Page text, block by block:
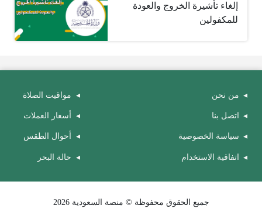
إلغاء تأشيرة الخروج والعودة
للمكفولين
من نحن
اتصل بنا
سياسة الخصوصية
اتفاقية الاستخدام
مواقيت الصلاة
أسعار العملات
أحوال الطقس
حالة البحر
جميع الحقوق محفوظة © منصة السعودية 2026